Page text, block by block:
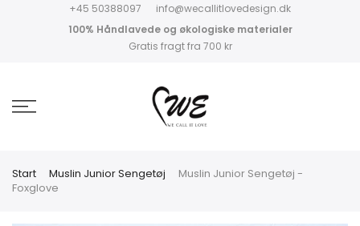
+45 50388097
info@wecallitlovedesign.dk
100% Håndlavede og økologiske materialer
Gratis fragt fra 700 kr
Start Muslin Junior Sengetøj
Muslin Junior Sengetøj -
Foxglove